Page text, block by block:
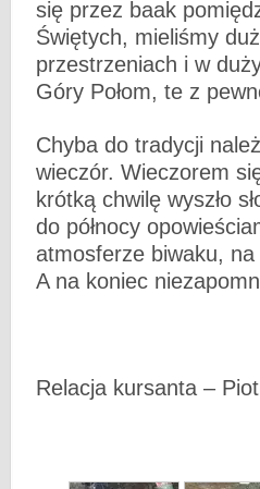
się przez baak
Świętych, mieliśmy
przestrzeniach i w
Góry Połom, te z
Chyba do tradycji
wieczór. Wieczorem
krótką chwilę wyszło
do północy
atmosferze biwaku,
A na koniec
Relacja kursanta –